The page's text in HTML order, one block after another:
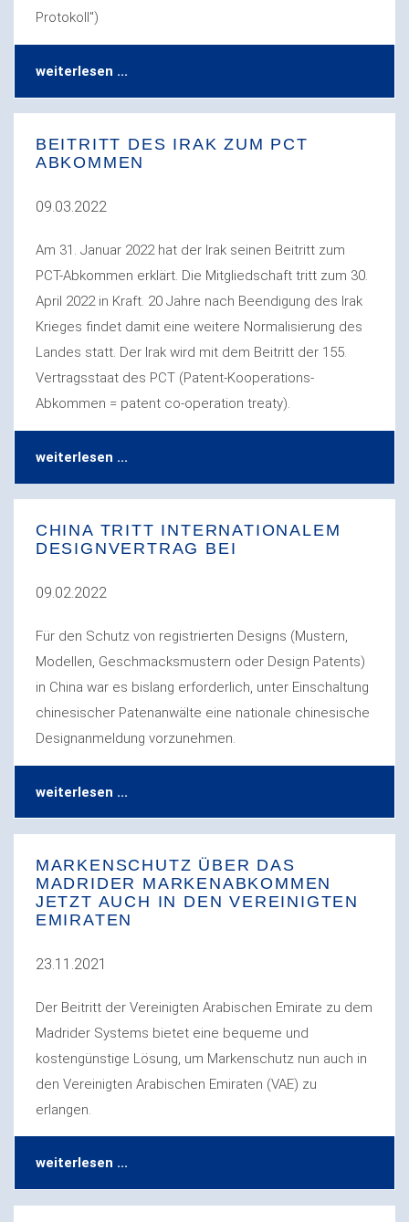
Protokoll")
weiterlesen ...
BEITRITT DES IRAK ZUM PCT
ABKOMMEN
09.03.2022
Am 31. Januar 2022 hat der Irak seinen Beitritt zum
PCT-Abkommen erklärt. Die Mitgliedschaft tritt zum 30.
April 2022 in Kraft. 20 Jahre nach Beendigung des Irak
Krieges findet damit eine weitere Normalisierung des
Landes statt. Der Irak wird mit dem Beitritt der 155.
Vertragsstaat des PCT (Patent-Kooperations-
Abkommen = patent co-operation treaty).
weiterlesen ...
CHINA TRITT INTERNATIONALEM
DESIGNVERTRAG BEI
09.02.2022
Für den Schutz von registrierten Designs (Mustern,
Modellen, Geschmacksmustern oder Design Patents)
in China war es bislang erforderlich, unter Einschaltung
chinesischer Patenanwälte eine nationale chinesische
Designanmeldung vorzunehmen.
weiterlesen ...
MARKENSCHUTZ ÜBER DAS
MADRIDER MARKENABKOMMEN
JETZT AUCH IN DEN VEREINIGTEN
EMIRATEN
23.11.2021
Der Beitritt der Vereinigten Arabischen Emirate zu dem
Madrider Systems bietet eine bequeme und
kostengünstige Lösung, um Markenschutz nun auch in
den Vereinigten Arabischen Emiraten (VAE) zu
erlangen.
weiterlesen ...